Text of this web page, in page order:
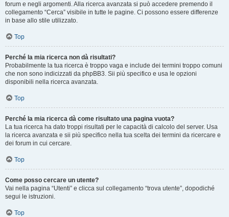
forum e negli argomenti. Alla ricerca avanzata si può accedere premendo il
collegamento “Cerca” visibile in tutte le pagine. Ci possono essere differenze
in base allo stile utilizzato.
Top
Perché la mia ricerca non dà risultati?
Probabilmente la tua ricerca è troppo vaga e include dei termini troppo comuni
che non sono indicizzati da phpBB3. Sii più specifico e usa le opzioni
disponibili nella ricerca avanzata.
Top
Perché la mia ricerca dà come risultato una pagina vuota?
La tua ricerca ha dato troppi risultati per le capacità di calcolo del server. Usa
la ricerca avanzata e sii più specifico nella tua scelta dei termini da ricercare e
dei forum in cui cercare.
Top
Come posso cercare un utente?
Vai nella pagina “Utenti” e clicca sul collegamento “trova utente”, dopodiché
segui le istruzioni.
Top